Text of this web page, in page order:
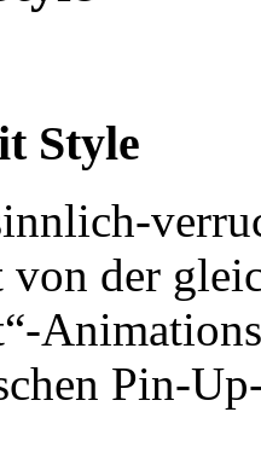
Style
von der
Pin-